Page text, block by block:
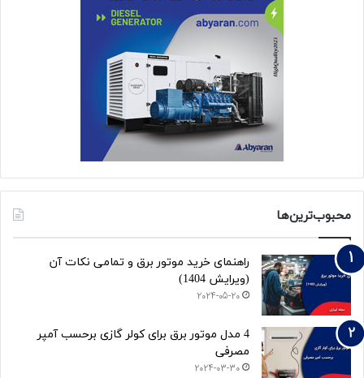
محبوب‌ترین‌ها
راهنمای خرید موتور برق و تمامی نکات آن
(ویرایش 1404)
2024-05-20
4 مدل موتور برق برای کولر گازی برحسب آمپر
مصرفی
2024-03-30